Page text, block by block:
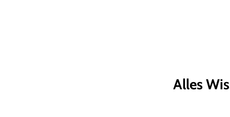
Alles